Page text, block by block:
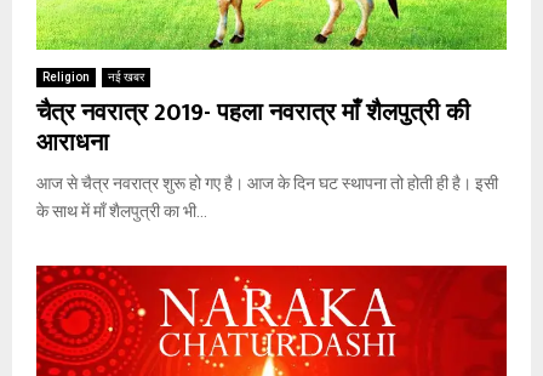
Religion नई खबर
चैत्र नवरात्र 2019- पहला नवरात्र माँ शैलपुत्री की
आराधना
आज से चैत्र नवरात्र शुरू हो गए है। आज के दिन घट स्थापना तो होती ही है। इसी
के साथ में माँ शैलपुत्री का भी...